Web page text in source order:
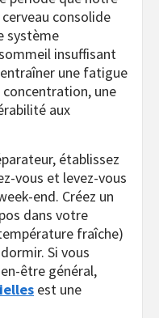
consolide
système
insuffisant
une fatigue
une
aux
établissez
vous et levez-vous
end. Créez un
dans votre
fraîche)
Si vous
être général,
est une